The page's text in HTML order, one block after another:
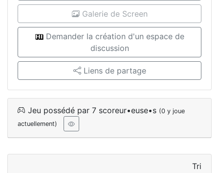
Galerie de Screen
Demander la création d'un espace de
discussion
Liens de partage
Jeu possédé par 7 scoreur•euse•s (0 y joue
actuellement)
Tri